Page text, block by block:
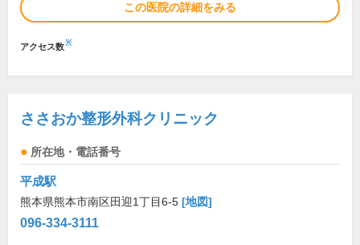
この医院の詳細をみる
アクセス数※
ささおか整形外科クリニック
所在地・電話番号
平成駅
熊本県熊本市南区田迎1丁目6-5 [地図]
096-334-3111